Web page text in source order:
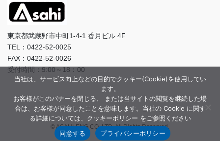
東京都武蔵野市中町1-4-1 香月ビル 4F
TEL：0422-52-0025
FAX：0422-52-0026
受付時間：9:00～18：00
© ASAHI-ENG CO.,LTD. All Rights Reserved.
当社は、サービス向上などの目的でクッキー(Cookie)を使用してい
ます。
お客様がこのバナーを閉じる、 または当サイトの閲覧を継続した場
合は、お客様が同意したことを意味します。当社の Cookie に関す
る詳細については、クッキーポリシー をご参照ください
同意する
プライバシーポリシー